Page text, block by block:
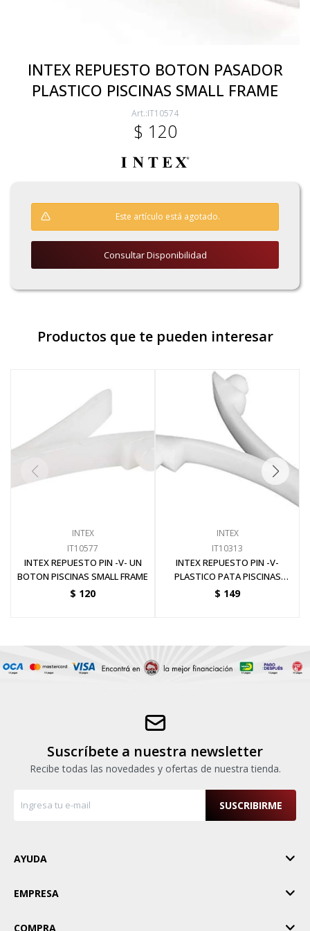
INTEX REPUESTO BOTON PASADOR
PLASTICO PISCINAS SMALL FRAME
IT10574
$ 120
Este artículo está agotado.
Consultar Disponibilidad
Productos que te pueden interesar
INTEX
IT10577
INTEX REPUESTO PIN -V- UN
BOTON PISCINAS SMALL FRAME
$ 120
INTEX
IT10313
INTEX REPUESTO PIN -V-
PLASTICO PATA PISCINAS
FRAME
$ 149
Suscríbete a nuestra newsletter
Recibe todas las novedades y ofertas de nuestra tienda.
SUSCRIBIRME
AYUDA
EMPRESA
COMPRA
Ferretería
Herramientas Eléctrica y Batería
Generadores
Hogar
Pinturas y Accesorios
Sanitaria
Soldadoras y Accesorios